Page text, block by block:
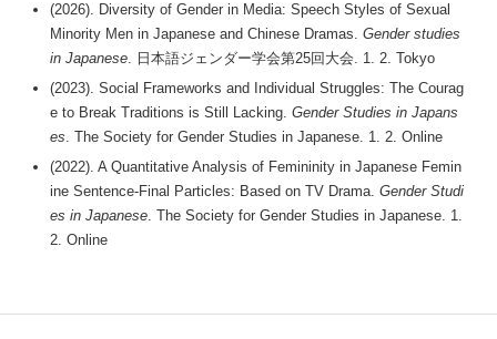
(2026). Diversity of Gender in Media: Speech Styles of Sexual
Minority Men in Japanese and Chinese Dramas. Gender studies
in Japanese. 日本語ジェンダー学会第25回大会. 1. 2. Tokyo
(2023). Social Frameworks and Individual Struggles: The Courag
e to Break Traditions is Still Lacking. Gender Studies in Japans
es. The Society for Gender Studies in Japanese. 1. 2. Online
(2022). A Quantitative Analysis of Femininity in Japanese Femin
ine Sentence-Final Particles: Based on TV Drama. Gender Studi
es in Japanese. The Society for Gender Studies in Japanese. 1.
2. Online